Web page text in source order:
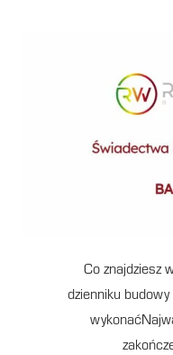
Co znajdziesz
dzienniku